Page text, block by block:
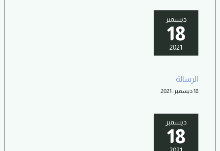
ديسمبر
18
2021
الرسالة
18 ديسمبر، 2021
ديسمبر
18